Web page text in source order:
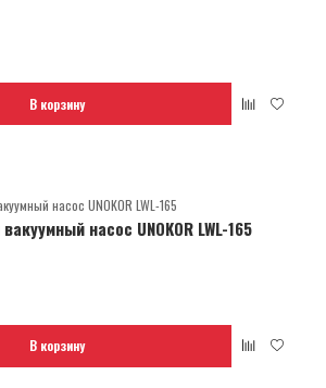
В корзину
насос UNOKOR LWL-165
В корзину